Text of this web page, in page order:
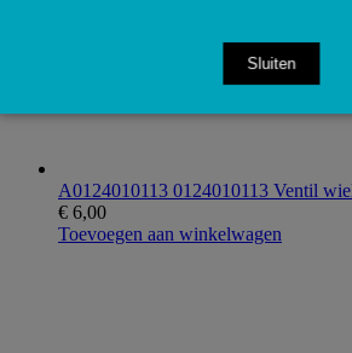
A0124010113 0124010113 Ventil
€ 6,00
Toevoegen aan winkelwagen
Sluiten